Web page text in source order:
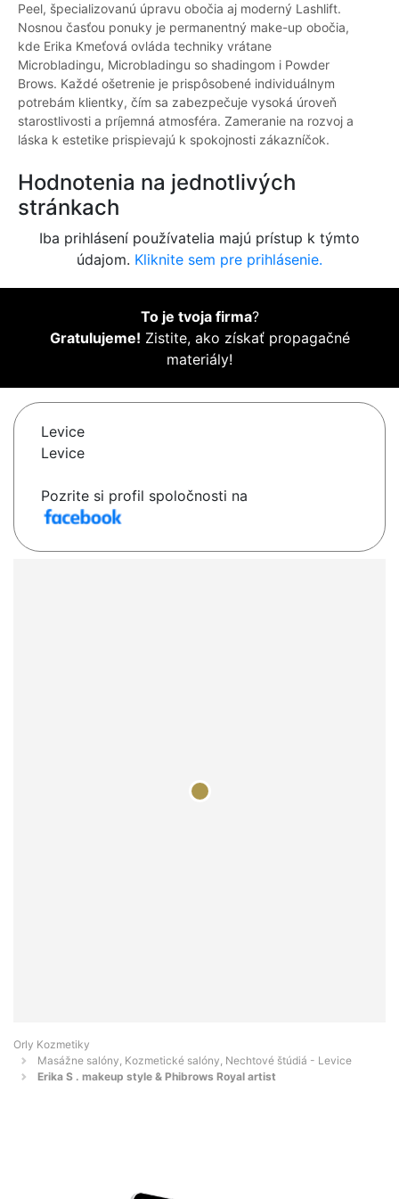
Peel, špecializovanú úpravu obočia aj moderný Lashlift.
Nosnou časťou ponuky je permanentný make-up obočia,
kde Erika Kmeťová ovláda techniky vrátane
Microbladingu, Microbladingu so shadingom i Powder
Brows. Každé ošetrenie je prispôsobené individuálnym
potrebám klientky, čím sa zabezpečuje vysoká úroveň
starostlivosti a príjemná atmosféra. Zameranie na rozvoj a
láska k estetike prispievajú k spokojnosti zákazníčok.
Hodnotenia na jednotlivých
stránkach
Iba prihlásení používatelia majú prístup k týmto
údajom. Kliknite sem pre prihlásenie.
To je tvoja firma?
Gratulujeme! Zistite, ako získať propagačné
materiály!
Levice
Levice
Pozrite si profil spoločnosti na
Orly Kozmetiky
Masážne salóny, Kozmetické salóny, Nechtové štúdiá - Levice
Erika S . makeup style & Phibrows Royal artist